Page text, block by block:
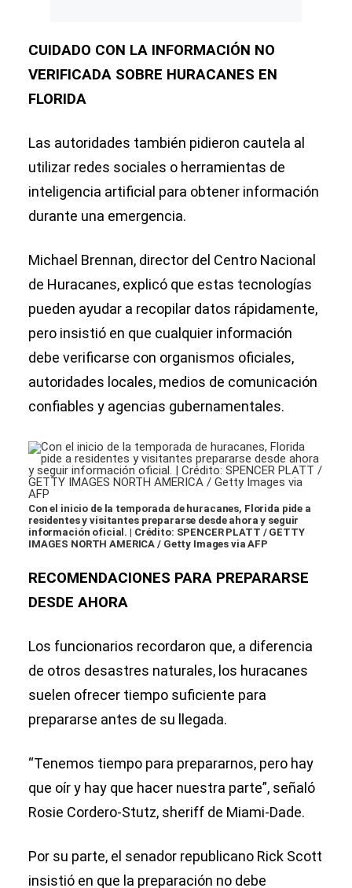
CUIDADO CON LA INFORMACIÓN NO
VERIFICADA SOBRE HURACANES EN
FLORIDA
Las autoridades también pidieron cautela al
utilizar redes sociales o herramientas de
inteligencia artificial para obtener información
durante una emergencia.
Michael Brennan, director del Centro Nacional
de Huracanes, explicó que estas tecnologías
pueden ayudar a recopilar datos rápidamente,
pero insistió en que cualquier información
debe verificarse con organismos oficiales,
autoridades locales, medios de comunicación
confiables y agencias gubernamentales.
Con el inicio de la temporada de huracanes, Florida pide a
residentes y visitantes prepararse desde ahora y seguir
información oficial. | Crédito: SPENCER PLATT / GETTY
IMAGES NORTH AMERICA / Getty Images via AFP
RECOMENDACIONES PARA PREPARARSE
DESDE AHORA
Los funcionarios recordaron que, a diferencia
de otros desastres naturales, los huracanes
suelen ofrecer tiempo suficiente para
prepararse antes de su llegada.
“Tenemos tiempo para prepararnos, pero hay
que oír y hay que hacer nuestra parte”, señaló
Rosie Cordero-Stutz, sheriff de Miami-Dade.
Por su parte, el senador republicano Rick Scott
insistió en que la preparación no debe